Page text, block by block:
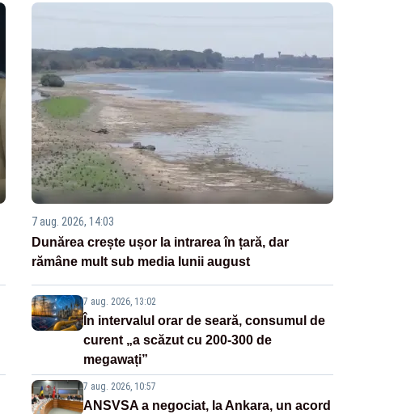
7 aug. 2026, 14:03
Dunărea crește ușor la intrarea în țară, dar
rămâne mult sub media lunii august
7 aug. 2026, 13:02
În intervalul orar de seară, consumul de
curent „a scăzut cu 200-300 de
megawați”
7 aug. 2026, 10:57
ANSVSA a negociat, la Ankara, un acord